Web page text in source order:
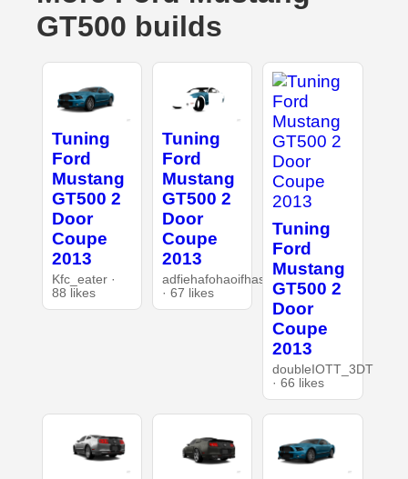
GT500 builds
Tuning
Ford
Mustang
GT500 2
Door
Coupe
2013
Kfc_eater ·
88 likes
Tuning
Ford
Mustang
GT500 2
Door
Coupe
2013
adfiehafohaoifhasd
· 67 likes
Tuning
Ford
Mustang
GT500 2
Door
Coupe
2013
doubleIOTT_3DT
· 66 likes